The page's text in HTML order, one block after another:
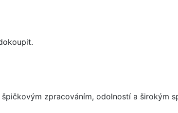
zpracováním, odolností a širokým